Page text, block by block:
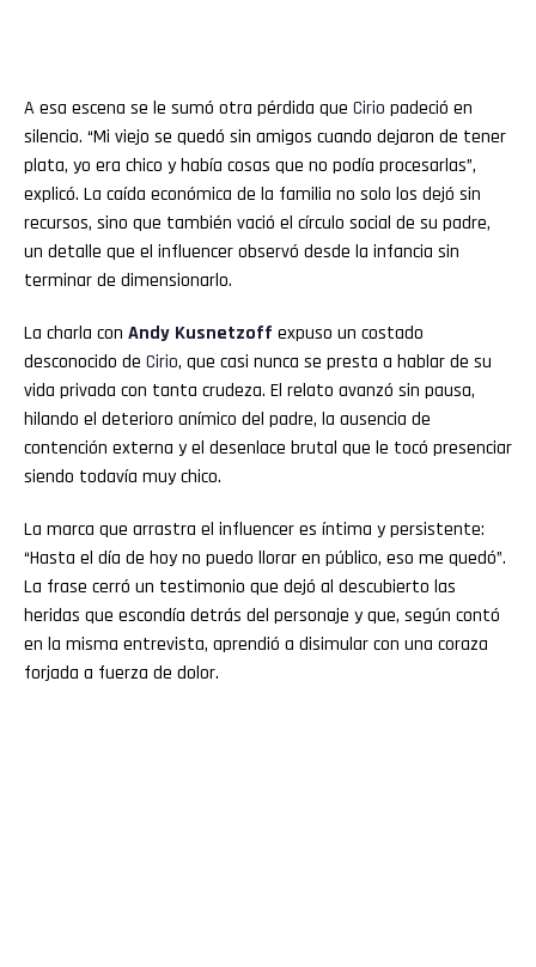
A esa escena se le sumó otra pérdida que Cirio padeció en
silencio. “Mi viejo se quedó sin amigos cuando dejaron de tener
plata, yo era chico y había cosas que no podía procesarlas”,
explicó. La caída económica de la familia no solo los dejó sin
recursos, sino que también vació el círculo social de su padre,
un detalle que el influencer observó desde la infancia sin
terminar de dimensionarlo.
La charla con Andy Kusnetzoff expuso un costado
desconocido de Cirio, que casi nunca se presta a hablar de su
vida privada con tanta crudeza. El relato avanzó sin pausa,
hilando el deterioro anímico del padre, la ausencia de
contención externa y el desenlace brutal que le tocó presenciar
siendo todavía muy chico.
La marca que arrastra el influencer es íntima y persistente:
“Hasta el día de hoy no puedo llorar en público, eso me quedó”.
La frase cerró un testimonio que dejó al descubierto las
heridas que escondía detrás del personaje y que, según contó
en la misma entrevista, aprendió a disimular con una coraza
forjada a fuerza de dolor.